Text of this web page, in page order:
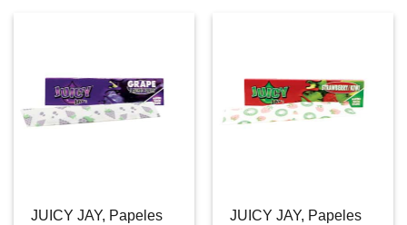
JUICY JAY, Papeles
JUICY JAY, Papeles